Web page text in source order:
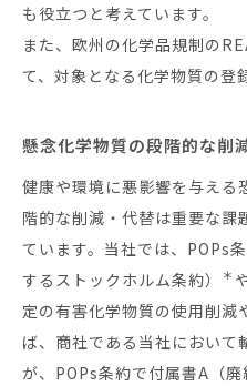
も役立つと考えています。
また、欧州の化学品規制の
て、対象となる化学物質の登
懸念化学物質の段階的な削
健康や環境に悪影響を与える
階的な削減・代替は重要な課
ています。当社では、POPs
するストックホルム条約）
＊
定の有害化学物質の使用削減
ば、商社である当社において
が、POPs条約で付属書A（